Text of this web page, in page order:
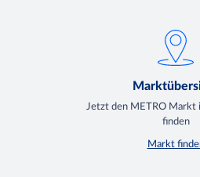
Jetzt den METRO Markt
finden
Markt